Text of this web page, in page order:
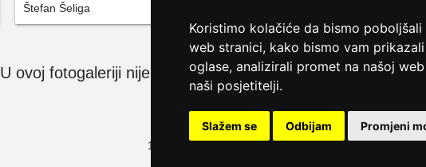
Koristimo kolačiće da bismo
web stranici, kako bismo vam
oglase, analizirali promet na našoj
naši posjetitelji.
Slažem se Odbijam Promjeni
Štefan Šeliga
U ovoj fotogaleriji nije više prenesenih slika
1